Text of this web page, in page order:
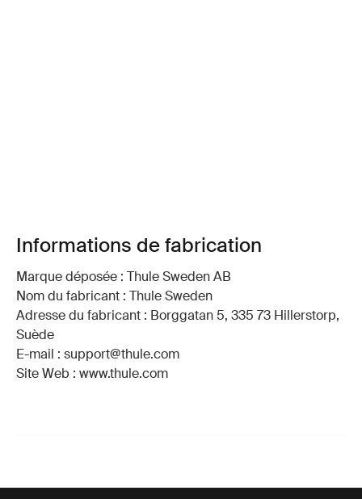
Informations de fabrication
Marque déposée : Thule Sweden AB
Nom du fabricant : Thule Sweden
Adresse du fabricant : Borggatan 5, 335 73 Hillerstorp,
Suède
E-mail : support@thule.com
Site Web : www.thule.com